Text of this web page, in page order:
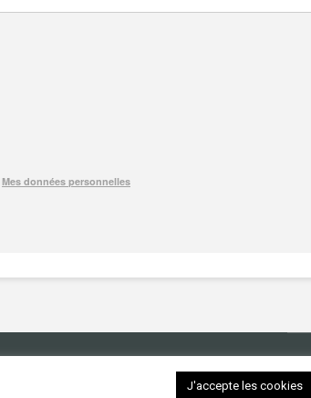
Copyright © 2026.
J'accepte les cookies